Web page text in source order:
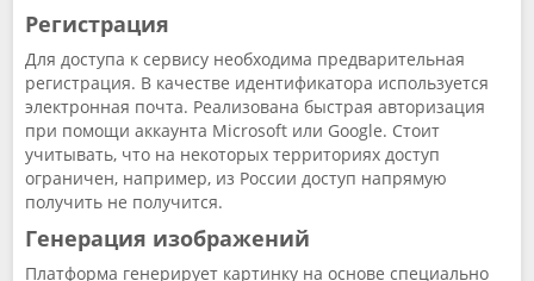
Регистрация
Для доступа к сервису необходима предварительная
регистрация. В качестве идентификатора используется
электронная почта. Реализована быстрая авторизация
при помощи аккаунта Microsoft или Google. Стоит
учитывать, что на некоторых территориях доступ
ограничен, например, из России доступ напрямую
получить не получится.
Генерация изображений
Платформа генерирует картинку на основе специально